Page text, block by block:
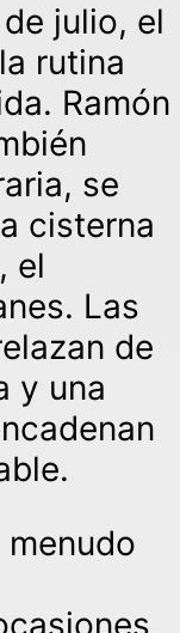
julio, el
rutina
Ramón
se
cisterna
el
Las
de
y una